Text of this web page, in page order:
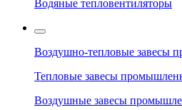
Водяные тепловентиляторы
Воздушно-тепловые завесы
Тепловые завесы
Воздушные завесы